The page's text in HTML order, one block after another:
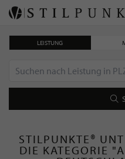
LEISTUNG
STILPUNKTE®
DIE KATEGORIE